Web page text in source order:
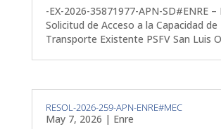
-EX-2026-35871977-APN-SD#ENRE –
Solicitud de Acceso a la Capacidad de
Transporte Existente PSFV San Luis
RESOL-2026-259-APN-ENRE#MEC
May 7, 2026 | Enre